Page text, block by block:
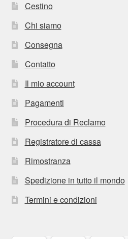
Cestino
Chi siamo
Consegna
Contatto
Il mio account
Pagamenti
Procedura di Reclamo
Registratore di cassa
Rimostranza
Spedizione in tutto il mondo
Termini e condizioni